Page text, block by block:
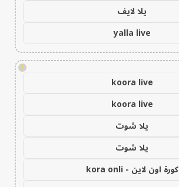
يلا لايف
yalla live
!
koora live
koora live
يلا شوت
يلا شوت
كورة اون لاين - kora onli